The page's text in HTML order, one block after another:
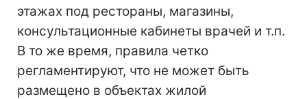
этажах под рестораны, магазины,
консультационные кабинеты врачей и т.п.
В то же время, правила четко
регламентируют, что не может быть
размещено в объектах жилой